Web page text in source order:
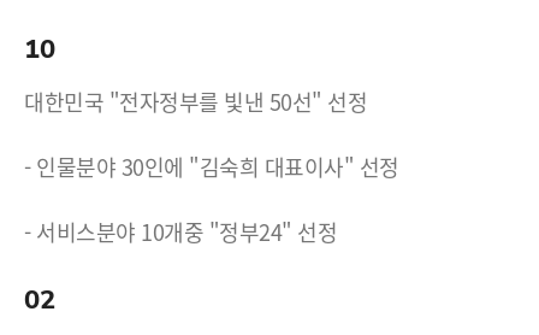
10
대한민국 "전자정부를 빛낸 50선" 선정
- 인물분야 30인에 "김숙희 대표이사" 선정
- 서비스분야 10개중 "정부24" 선정
02